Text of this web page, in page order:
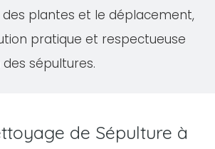
plantes et le déplacement,
pratique et respectueuse
sépultures.
de Sépulture à